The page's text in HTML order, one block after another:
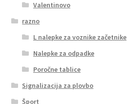
Valentinovo
razno
L nalepke za voznike začetnike
Nalepke za odpadke
Poročne tablice
Signalizacija za plovbo
Šport